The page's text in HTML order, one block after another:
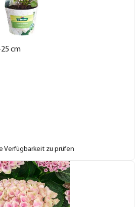
cm
Verfügbarkeit zu prüfen